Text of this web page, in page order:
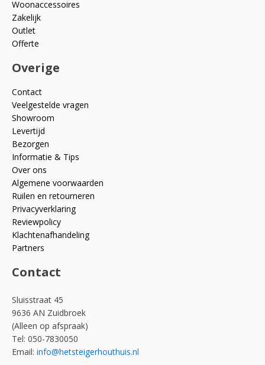
Woonaccessoires
Zakelijk
Outlet
Offerte
Overige
Contact
Veelgestelde vragen
Showroom
Levertijd
Bezorgen
Informatie & Tips
Over ons
Algemene voorwaarden
Ruilen en retourneren
Privacyverklaring
Reviewpolicy
Klachtenafhandeling
Partners
Contact
Sluisstraat 45
9636 AN Zuidbroek
(Alleen op afspraak)
Tel: 050-7830050
Email: info@hetsteigerhouthuis.nl